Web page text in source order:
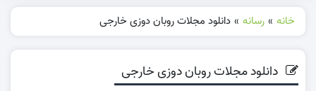
خانه » رسانه » دانلود مجلات روبان دوزی خارجی
دانلود مجلات روبان دوزی خارجی